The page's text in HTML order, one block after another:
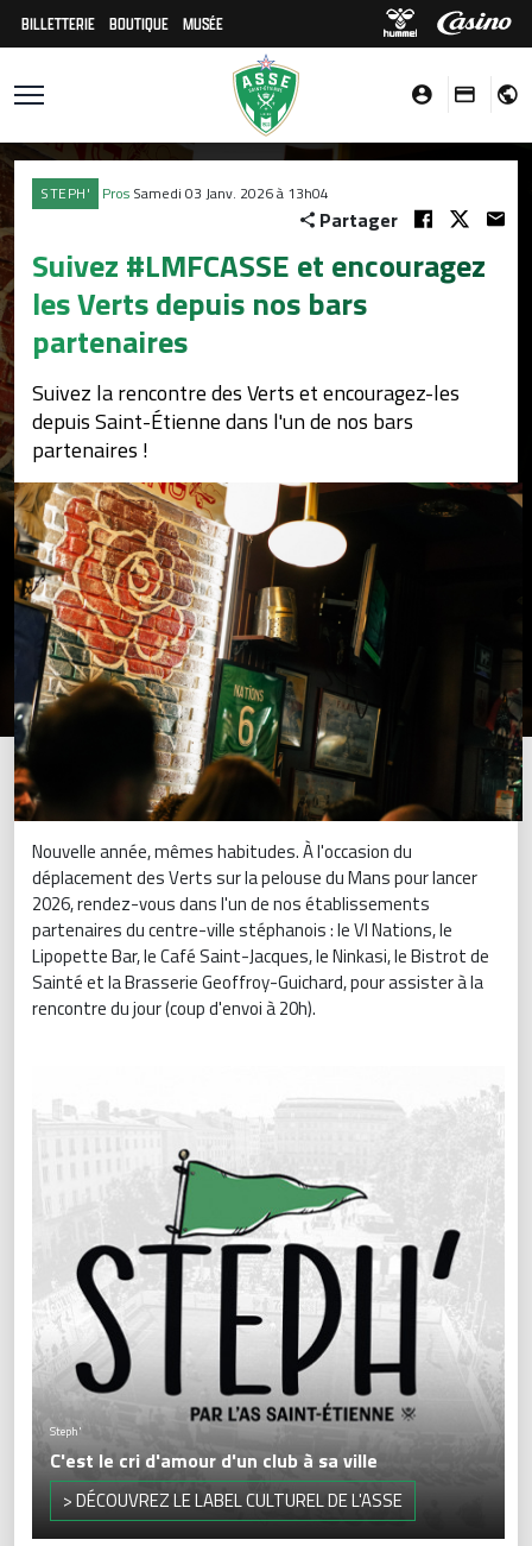
BILLETTERIE BOUTIQUE MUSÉE
STEPH' Pros Samedi 03 Janv. 2026 à 13h04
Partager
Suivez #LMFCASSE et encouragez
les Verts depuis nos bars
partenaires
Suivez la rencontre des Verts et encouragez-les
depuis Saint-Étienne dans l'un de nos bars
partenaires !
Nouvelle année, mêmes habitudes. À l'occasion du
déplacement des Verts sur la pelouse du Mans pour lancer
2026, rendez-vous dans l'un de nos établissements
partenaires du centre-ville stéphanois : le VI Nations, le
Lipopette Bar, le Café Saint-Jacques, le Ninkasi, le Bistrot de
Sainté et la Brasserie Geoffroy-Guichard, pour assister à la
rencontre du jour (coup d'envoi à 20h).
Steph'
C'est le cri d'amour d'un club à sa ville
> DÉCOUVREZ LE LABEL CULTUREL DE L'ASSE